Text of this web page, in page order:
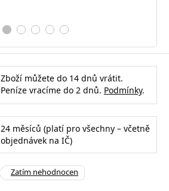
Zboží můžete do 14 dnů vrátit.
Peníze vracíme do 2 dnů. Podmínky.
24 měsíců (platí pro všechny – včetně
objednávek na IČ)
Zatím nehodnocen